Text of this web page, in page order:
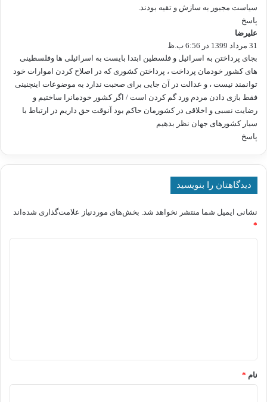
سیاست مجبور به سازش و تقیه بودند.
پاسخ
علیرضا
ف
ت
:
31 مرداد 1399 در 6:56 ب.ظ
بجای پرداختن به اسرائیل و فلسطین ابتدا بایست به اسرائیلی ها وفلسطینی
های کشور خودمان پرداخت ، پرداختن کشوری که در اصلاح کردن اموارات خود
توانمند نیست ، و عدالت در آن جایی برای صحبت ندارد به موضوعات اینچنینی
فقط بازی دادن مردم ورد گم کردن است / اگر کشور خودمانرا ساختیم و
رضایت نسبی و اخلاقی در کشورمان حاکم بود آنوقت حق داریم در ارتباط با
سیار کشورهای جهان نظر بدهیم
پاسخ
دیدگاهتان را بنویسید
نشانی ایمیل شما منتشر نخواهد شد. بخش‌های موردنیاز علامت‌گذاری شده‌اند
*
نام *